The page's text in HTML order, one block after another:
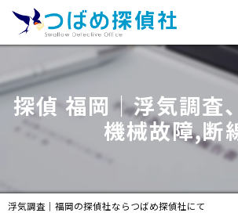
探偵 福岡｜浮気調査
機械故障,断
浮気調査｜福岡の探偵社ならつばめ探偵社にて